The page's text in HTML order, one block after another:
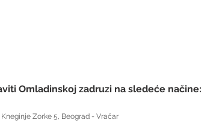
Omladinskoj zadruzi na sledeće načine:
Zorke 5, Beograd - Vračar